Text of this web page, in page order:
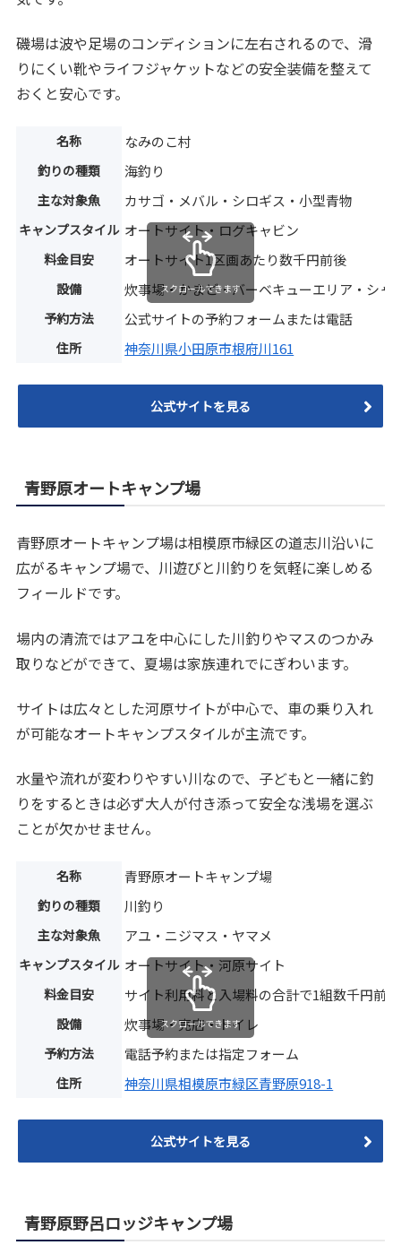
磯場は波や足場のコンディションに左右されるので、滑
りにくい靴やライフジャケットなどの安全装備を整えて
おくと安心です。
名称 なみのこ村
釣りの種類 海釣り
主な対象魚 カサゴ・メバル・シロギス・小型青物
キャンプスタイル オートサイト・ログキャビン
料金目安 オートサイト1区画あたり数千円前後
設備 炊事場・かまど・バーベキューエリア・シャ
予約方法 公式サイトの予約フォームまたは電話
住所 神奈川県小田原市根府川161
スクロールできます
公式サイトを見る
青野原オートキャンプ場
青野原オートキャンプ場は相模原市緑区の道志川沿いに
広がるキャンプ場で、川遊びと川釣りを気軽に楽しめる
フィールドです。
場内の清流ではアユを中心にした川釣りやマスのつかみ
取りなどができて、夏場は家族連れでにぎわいます。
サイトは広々とした河原サイトが中心で、車の乗り入れ
が可能なオートキャンプスタイルが主流です。
水量や流れが変わりやすい川なので、子どもと一緒に釣
りをするときは必ず大人が付き添って安全な浅場を選ぶ
ことが欠かせません。
名称 青野原オートキャンプ場
釣りの種類 川釣り
主な対象魚 アユ・ニジマス・ヤマメ
キャンプスタイル オートサイト・河原サイト
料金目安 サイト利用料と入場料の合計で1組数千円前後
設備 炊事場・売店・トイレ
予約方法 電話予約または指定フォーム
住所 神奈川県相模原市緑区青野原918-1
スクロールできます
公式サイトを見る
青野原野呂ロッジキャンプ場